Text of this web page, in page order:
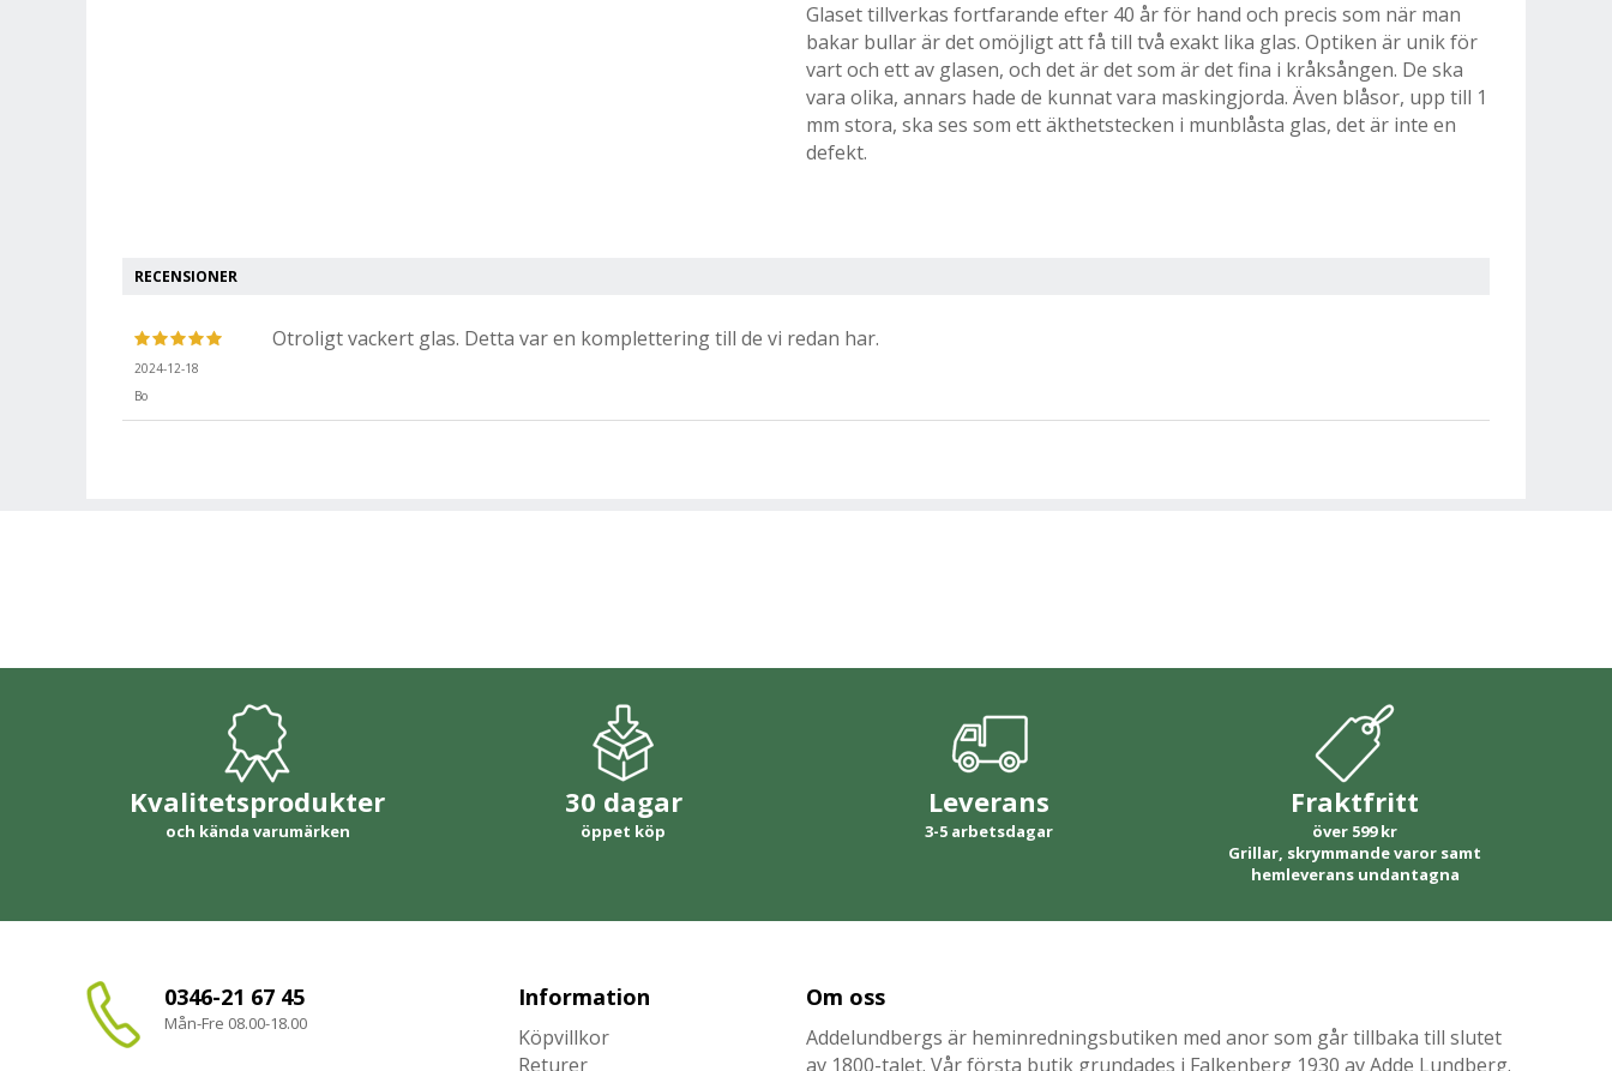
Glaset tillverkas fortfarande efter 40 år för hand och precis som när man
bakar bullar är det omöjligt att få till två exakt lika glas. Optiken är unik för
vart och ett av glasen, och det är det som är det fina i kråksången. De ska
vara olika, annars hade de kunnat vara maskingjorda. Även blåsor, upp till 1
mm stora, ska ses som ett äkthetstecken i munblåsta glas, det är inte en
defekt.
RECENSIONER
2024-12-18
Bo
Otroligt vackert glas. Detta var en komplettering till de vi redan har.
Kvalitetsprodukter
och kända varumärken
30 dagar
öppet köp
Leverans
3-5 arbetsdagar
Fraktfritt
över 599 kr
Grillar, skrymmande varor samt
hemleverans undantagna
0346-21 67 45
Mån-Fre 08.00-18.00
Information
Köpvillkor
Returer
Om oss
Addelundbergs är heminredningsbutiken med anor som går tillbaka till slutet
av 1800-talet. Vår första butik grundades i Falkenberg 1930 av Adde Lundberg.